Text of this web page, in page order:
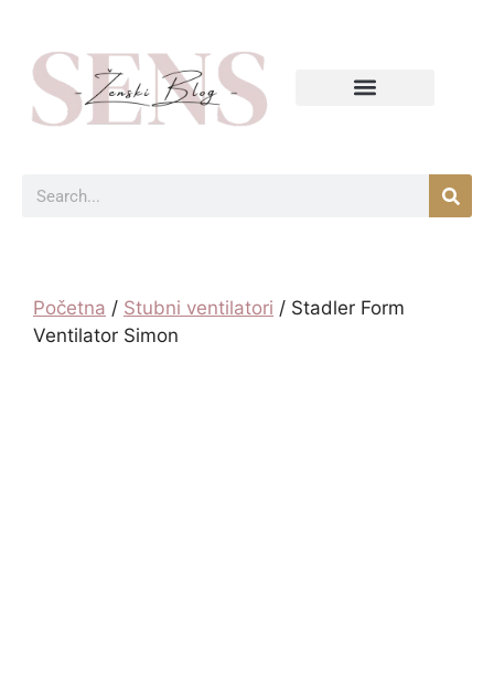
Početna / Stubni ventilatori / Stadler Form
Ventilator Simon